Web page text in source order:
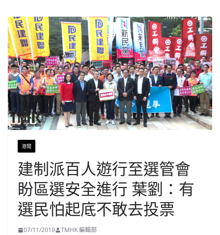
港聞
建制派百人遊行至選管會
盼區選安全進行 葉劉：有
選民怕起底不敢去投票
07/11/2019 TMHK 編輯部